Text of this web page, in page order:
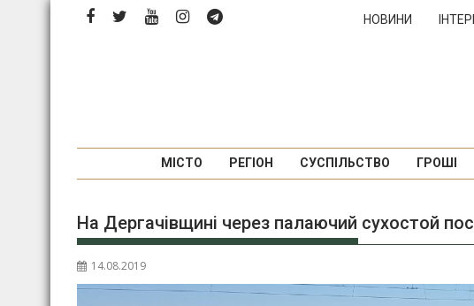
Перейти
НОВИНИ
МІСТО РЕГІОН СУСПІЛЬСТВО ГРОШІ
На Дергачівщині через палаючий сухостой
14.08.2019